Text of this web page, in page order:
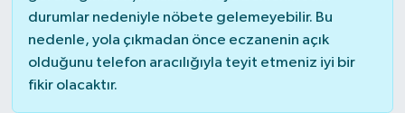
durumlar nedeniyle nöbete gelemeyebilir. Bu
nedenle, yola çıkmadan önce eczanenin açık
olduğunu telefon aracılığıyla teyit etmeniz iyi bir
fikir olacaktır.